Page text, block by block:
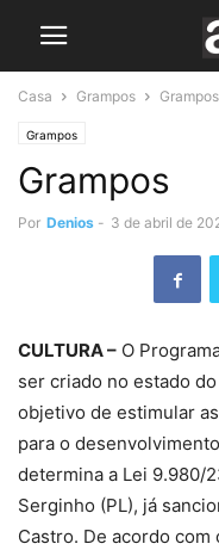
Casa Grampos Grampos
Grampos
Grampos
Por Denios - 3 de abril de
CULTURA – O
ser criado no estado
objetivo de estimular
para o
determina a Lei 9.980/
Serginho (PL), já
Castro. De acordo